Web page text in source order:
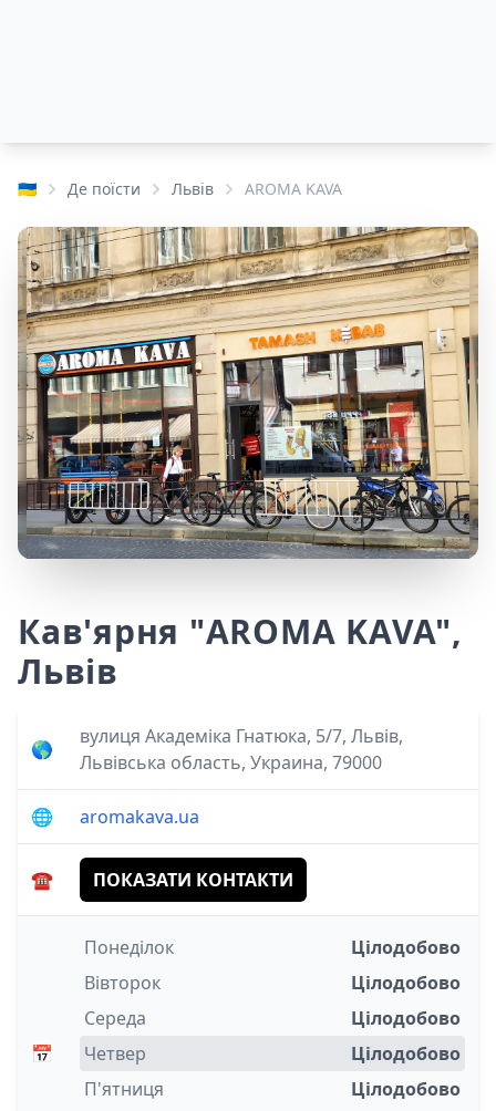
🇺🇦 Де поїсти Львів AROMA KAVA
Кав'ярня "AROMA KAVA",
Львів
🌎
вулиця Академіка Гнатюка, 5/7, Львів,
Львівська область, Украина, 79000
🌐 aromakava.ua
☎️ ПОКАЗАТИ КОНТАКТИ
📅
Понеділок
Цілодобово
Вівторок
Цілодобово
Середа
Цілодобово
Четвер
Цілодобово
П'ятниця
Цілодобово